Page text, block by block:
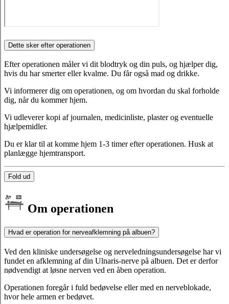
Dette sker efter operationen
Efter operationen måler vi dit blodtryk og din puls, og hjælper dig,
hvis du har smerter eller kvalme. Du får også mad og drikke.
Vi informerer dig om operationen, og om hvordan du skal forholde
dig, når du kommer hjem.
Vi udleverer kopi af journalen, medicinliste, plaster og eventuelle
hjælpemidler.
Du er klar til at komme hjem 1-3 timer efter operationen. Husk at
planlægge hjemtransport.
Fold ud
Om operationen
Hvad er operation for nerveafklemning på albuen?
Ved den kliniske undersøgelse og nerveledningsundersøgelse har vi
fundet en afklemning af din Ulnaris-nerve på albuen. Det er derfor
nødvendigt at løsne nerven ved en åben operation.
Operationen foregår i fuld bedøvelse eller med en nerveblokade,
hvor hele armen er bedøvet.